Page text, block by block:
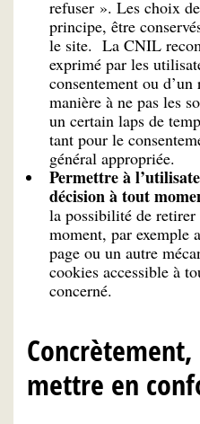
refuser ». Les choix
principe, être
le site. La CNIL
exprimé par les
consentement ou
manière à ne pas les
un certain laps de
tant pour le
général appropriée.
Permettre à
décision à tout
la possibilité de retirer
moment, par exemple
page ou un autre
cookies accessible à
concerné.
mettre en